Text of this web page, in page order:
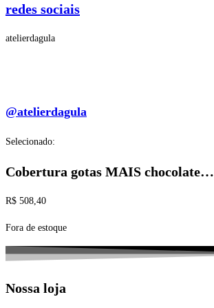
redes sociais
atelierdagula
@atelierdagula
Selecionado:
Cobertura gotas MAIS chocolate…
R$ 508,40
Fora de estoque
Nossa loja